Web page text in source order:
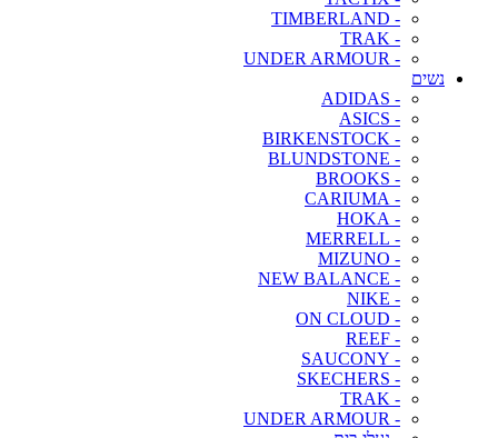
- TIMBERLAND
- TRAK
- UNDER ARMOUR
נשים
- ADIDAS
- ASICS
- BIRKENSTOCK
- BLUNDSTONE
- BROOKS
- CARIUMA
- HOKA
- MERRELL
- MIZUNO
- NEW BALANCE
- NIKE
- ON CLOUD
- REEF
- SAUCONY
- SKECHERS
- TRAK
- UNDER ARMOUR